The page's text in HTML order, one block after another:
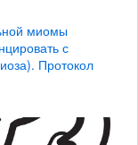
миомы
с
Протокол